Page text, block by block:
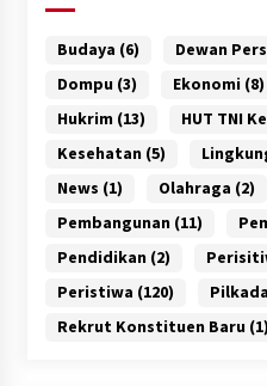
Budaya (6) Dewan
Dompu (3) Ekonomi (8)
Hukrim (13) HUT TNI
Kesehatan (5)
News (1) Olahraga (2)
Pembangunan (11)
Pendidikan (2)
Peristiwa (120) Pilkada
Rekrut Konstituen Baru (1)